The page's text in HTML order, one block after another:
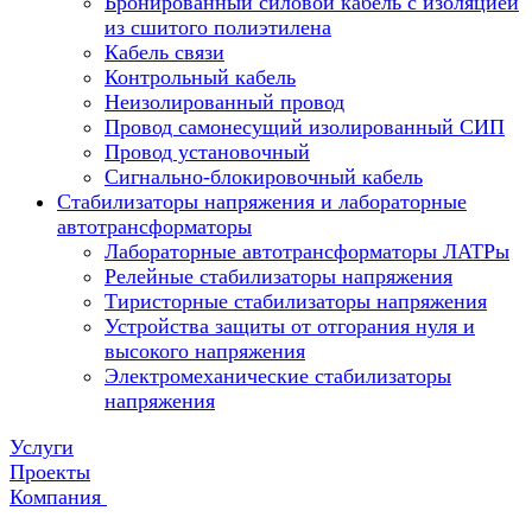
из сшитого полиэтилена
Кабель связи
Контрольный кабель
Неизолированный провод
Провод самонесущий изолированный СИП
Провод установочный
Сигнально-блокировочный кабель
Стабилизаторы напряжения и лабораторные
автотрансформаторы
Лабораторные автотрансформаторы ЛАТРы
Релейные стабилизаторы напряжения
Тиристорные стабилизаторы напряжения
Устройства защиты от отгорания нуля и
высокого напряжения
Электромеханические стабилизаторы
напряжения
Услуги
Проекты
Компания